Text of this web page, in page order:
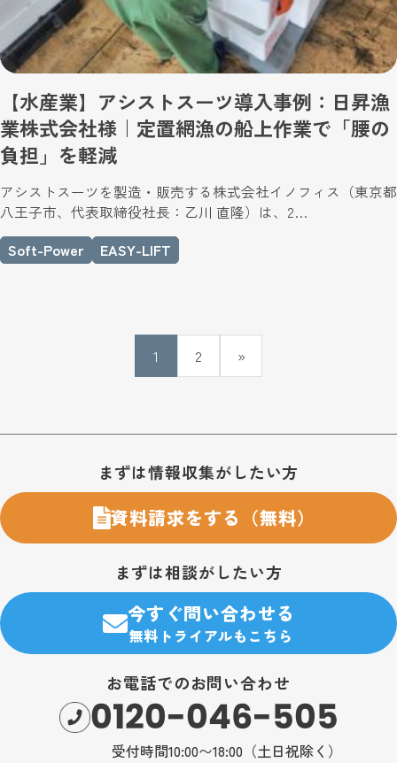
【水産業】アシストスーツ導入事例：日昇漁
業株式会社様｜定置網漁の船上作業で「腰の
負担」を軽減
アシストスーツを製造・販売する株式会社イノフィス（東京都
八王子市、代表取締役社長：乙川 直隆）は、2…
Soft-Power EASY-LIFT
1 2 »
まずは情報収集がしたい方
資料請求をする（無料）
まずは相談がしたい方
今すぐ問い合わせる
無料トライアルもこちら
お電話でのお問い合わせ
0120-046-505
受付時間10:00〜18:00（土日祝除く）